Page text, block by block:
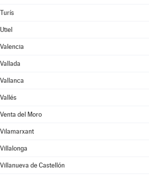
Turís
Utiel
Valencia
Vallada
Vallanca
Vallés
Venta del Moro
Vilamarxant
Villalonga
Villanueva de Castellón